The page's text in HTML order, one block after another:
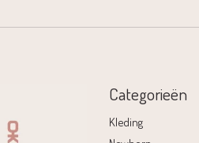
Categorieën
Kleding